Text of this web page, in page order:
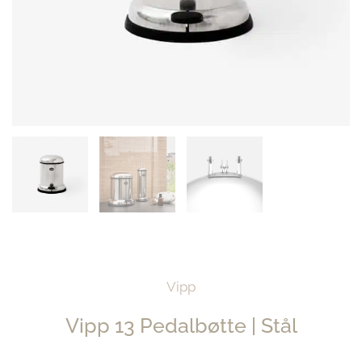
Vipp
Vipp 13 Pedalbøtte | Stål